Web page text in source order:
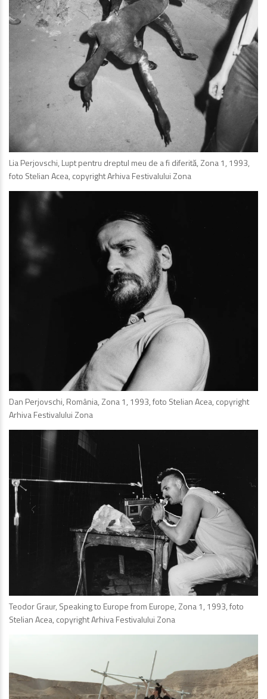
Lia Perjovschi, Lupt pentru dreptul meu de a fi diferită, Zona 1, 1993,
foto Stelian Acea, copyright Arhiva Festivalului Zona
Dan Perjovschi, România, Zona 1, 1993, foto Stelian Acea, copyright
Arhiva Festivalului Zona
Teodor Graur, Speaking to Europe from Europe, Zona 1, 1993, foto
Stelian Acea, copyright Arhiva Festivalului Zona